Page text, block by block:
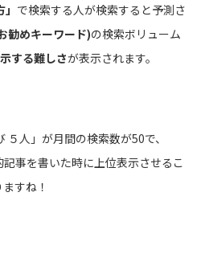
で検索する人が検索すると予測さ
勧めキーワード)の検索ボリューム
する難しさが表示されます。
人」が月間の検索数が50で、
事を書いた時に上位表示させるこ
すね！